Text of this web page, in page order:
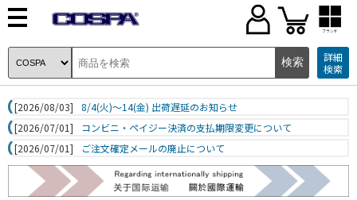
ブランド
詳細
検索
[2026/08/03]
8/4(火)～14(金) 出荷遅延のお知らせ
[2026/07/01]
コンビニ・ペイジー決済の支払期限変更について
[2026/07/01]
ご注文確定メールの廃止について